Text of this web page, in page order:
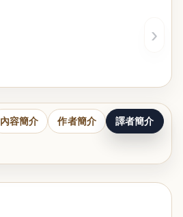
›
內容簡介 作者簡介 譯者簡介